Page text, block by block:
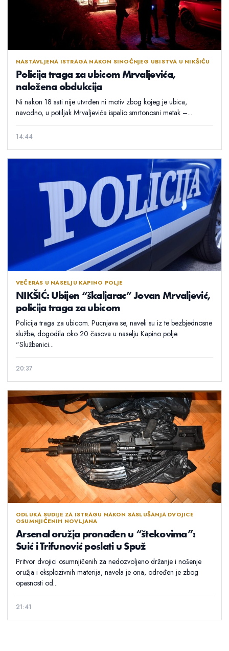
NASTAVLJENA ISTRAGA NAKON SINOĆNJEG UBISTVA U NIKŠIĆU
Policija traga za ubicom Mrvaljevića,
naložena obdukcija
Ni nakon 18 sati nije utvrđen ni motiv zbog kojeg je ubica,
navodno, u potiljak Mrvaljevića ispalio smrtonosni metak –...
14:44
VEČERAS U NASELJU KAPINO POLJE
NIKŠIĆ: Ubijen “škaljarac” Jovan Mrvaljević,
policija traga za ubicom
Policija traga za ubicom. Pucnjava se, naveli su iz te bezbjednosne
službe, dogodila oko 20 časova u naselju Kapino polje.
"Službenici...
20:37
ODLUKA SUDIJE ZA ISTRAGU NAKON SASLUŠANJA DVOJICE
OSUMNJIČENIH NOVLJANA
Arsenal oružja pronađen u “štekovima”:
Suić i Trifunović poslati u Spuž
Pritvor dvojici osumnjičenih za nedozvoljeno držanje i nošenje
oružja i eksplozivnih materija, navela je ona, određen je zbog
opasnosti od...
21:41